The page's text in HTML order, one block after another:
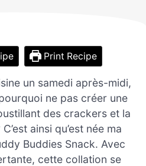
Print Recipe
un samedi après-midi,
ne pas créer une
des crackers et la
ainsi qu’est née ma
Buddies Snack. Avec
cette collation se